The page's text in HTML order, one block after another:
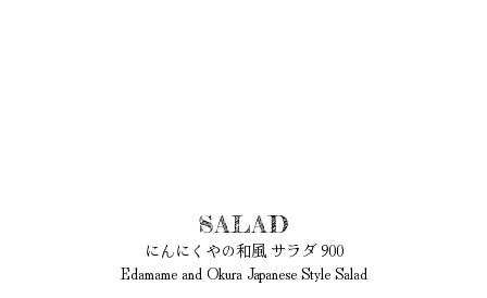
SALAD
にんにくやの和風 サラダ 900
Edamame and Okura Japanese Style Salad